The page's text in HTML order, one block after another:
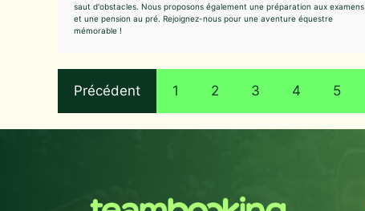
saut d'obstacles. Nous proposons également une préparation aux examens
et une pension au pré. Rejoignez-nous pour une aventure équestre
mémorable !
Précédent 1 2 3 4 5